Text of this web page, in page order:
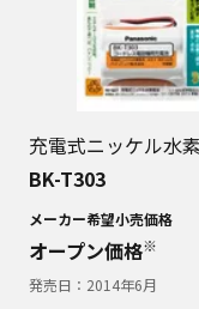
充電式ニッケル水
BK-T303
メーカー希望小売価格
オープン価格※
発売日： 2014年6月